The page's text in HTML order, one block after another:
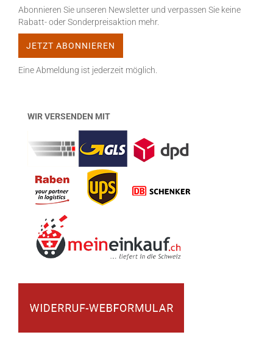
Abonnieren Sie unseren Newsletter und verpassen Sie keine
Rabatt- oder Sonderpreisaktion mehr.
Eine Abmeldung ist jederzeit möglich.
WIR VERSENDEN MIT